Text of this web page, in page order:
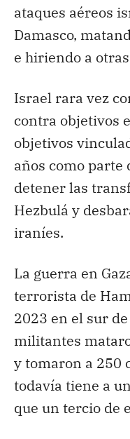
ataques aéreos
Damasco,
e hiriendo a
Israel rara vez
contra objetivos
objetivos
años como parte
detener las
Hezbulá y
iraníes.
La guerra en
terrorista de
2023 en el sur
militantes
y tomaron a 250
todavía tiene a
que un tercio de